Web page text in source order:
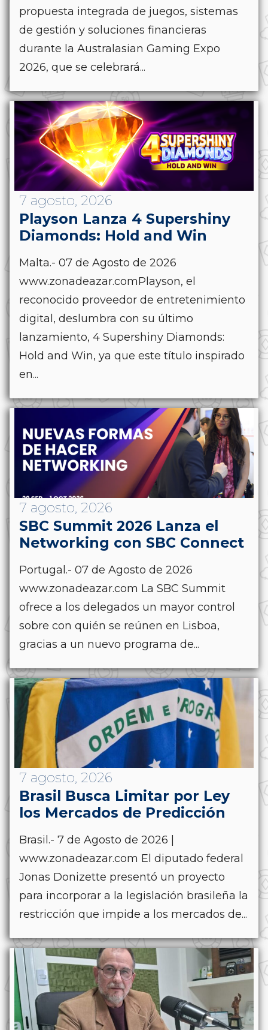
propuesta integrada de juegos, sistemas
de gestión y soluciones financieras
durante la Australasian Gaming Expo
2026, que se celebrará...
7 agosto, 2026
Playson Lanza 4 Supershiny
Diamonds: Hold and Win
Malta.- 07 de Agosto de 2026
www.zonadeazar.comPlayson, el
reconocido proveedor de entretenimiento
digital, deslumbra con su último
lanzamiento, 4 Supershiny Diamonds:
Hold and Win, ya que este título inspirado
en...
7 agosto, 2026
SBC Summit 2026 Lanza el
Networking con SBC Connect
Portugal.- 07 de Agosto de 2026
www.zonadeazar.com La SBC Summit
ofrece a los delegados un mayor control
sobre con quién se reúnen en Lisboa,
gracias a un nuevo programa de...
7 agosto, 2026
Brasil Busca Limitar por Ley
los Mercados de Predicción
Brasil.- 7 de Agosto de 2026 |
www.zonadeazar.com El diputado federal
Jonas Donizette presentó un proyecto
para incorporar a la legislación brasileña la
restricción que impide a los mercados de...